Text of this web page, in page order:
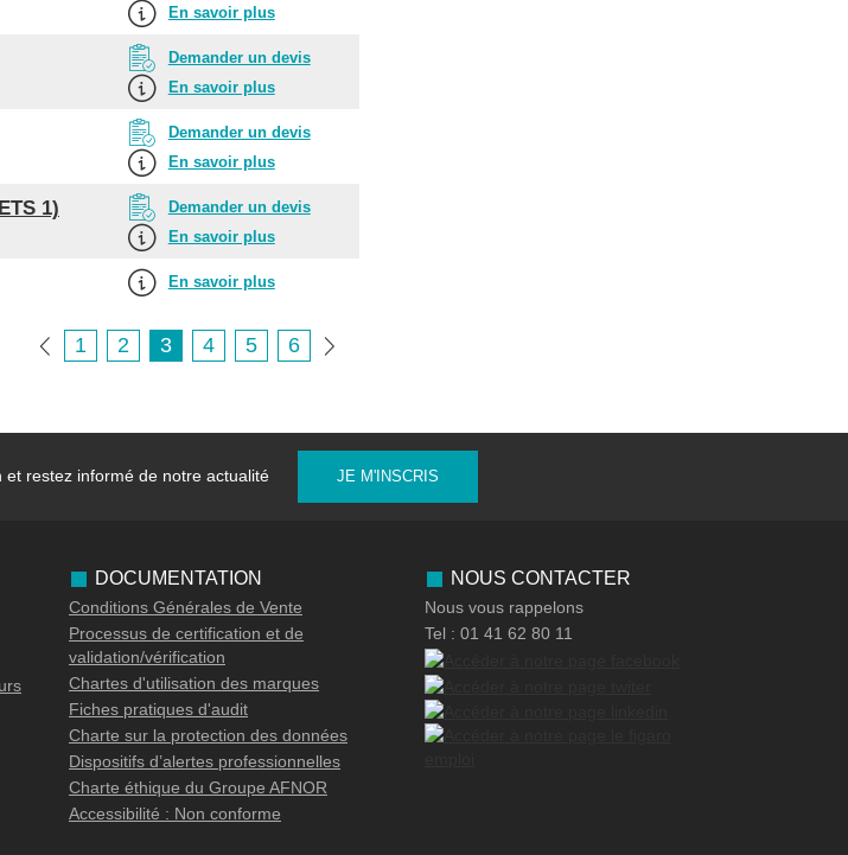
En savoir plus
Demander un devis
En savoir plus
Demander un devis
En savoir plus
1)
Demander un devis
En savoir plus
En savoir plus
1 2 3 4 5 6
restez informé de notre actualité JE M'INSCRIS
DOCUMENTATION
Conditions Générales de Vente
Processus de certification et de
validation/vérification
Chartes d'utilisation des marques
Fiches pratiques d'audit
Charte sur la protection des données
Dispositifs d’alertes professionnelles
Charte éthique du Groupe AFNOR
Accessibilité : Non conforme
NOUS CONTACTER
Nous vous rappelons
Tel : 01 41 62 80 11